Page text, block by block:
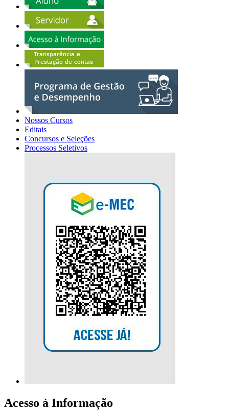
Nossos Cursos
Editais
Concursos e Seleções
Processos Seletivos
Acesso à Informação